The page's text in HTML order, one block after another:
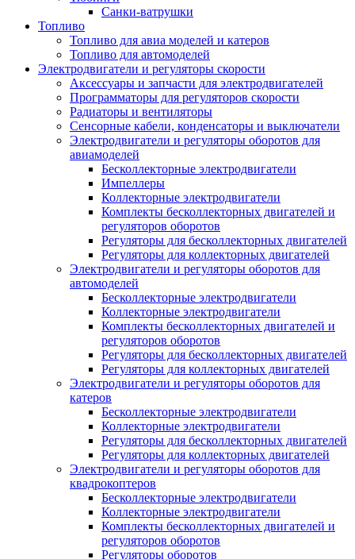
Санки-ватрушки
Топливо
Топливо для авиа моделей и катеров
Топливо для автомоделей
Электродвигатели и регуляторы скорости
Аксессуары и запчасти для электродвигателей
Программаторы для регуляторов скорости
Радиаторы и вентиляторы
Сенсорные кабели, конденсаторы и выключатели
Электродвигатели и регуляторы оборотов для
авиамоделей
Бесколлекторные электродвигатели
Импеллеры
Коллекторные электродвигатели
Комплекты бесколлекторных двигателей и
регуляторов оборотов
Регуляторы для бесколлекторных двигателей
Регуляторы для коллекторных двигателей
Электродвигатели и регуляторы оборотов для
автомоделей
Бесколлекторные электродвигатели
Коллекторные электродвигатели
Комплекты бесколлекторных двигателей и
регуляторов оборотов
Регуляторы для бесколлекторных двигателей
Регуляторы для коллекторных двигателей
Электродвигатели и регуляторы оборотов для
катеров
Бесколлекторные электродвигатели
Коллекторные электродвигатели
Регуляторы для бесколлекторных двигателей
Регуляторы для коллекторных двигателей
Электродвигатели и регуляторы оборотов для
квадрокоптеров
Бесколлекторные электродвигатели
Коллекторные электродвигатели
Комплекты бесколлекторных двигателей и
регуляторов оборотов
Регуляторы оборотов